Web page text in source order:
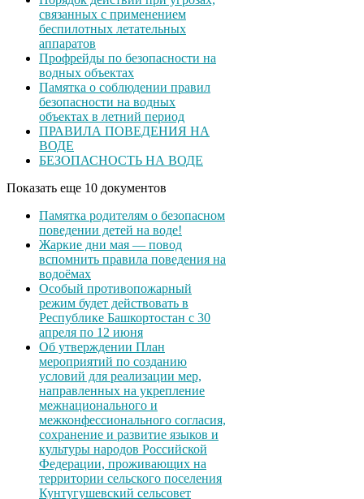
связанных с применением
беспилотных летательных
аппаратов
Профрейды по безопасности на
водных объектах
Памятка о соблюдении правил
безопасности на водных
объектах в летний период
ПРАВИЛА ПОВЕДЕНИЯ НА
ВОДЕ
БЕЗОПАСНОСТЬ НА ВОДЕ
Показать еще 10 документов
Памятка родителям о безопасном
поведении детей на воде!
Жаркие дни мая — повод
вспомнить правила поведения на
водоёмах
Особый противопожарный
режим будет действовать в
Республике Башкортостан с 30
апреля по 12 июня
Об утверждении План
мероприятий по созданию
условий для реализации мер,
направленных на укрепление
межнационального и
межконфессионального согласия,
сохранение и развитие языков и
культуры народов Российской
Федерации, проживающих на
территории сельского поселения
Кунтугушевский сельсовет